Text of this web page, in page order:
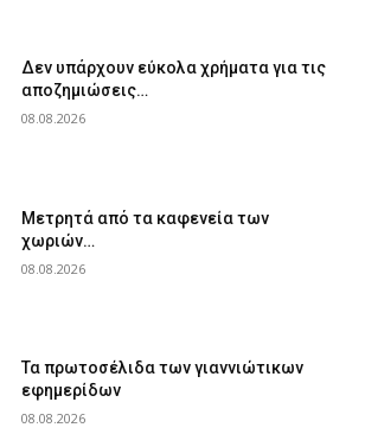
Δεν υπάρχουν εύκολα χρήματα για τις
αποζημιώσεις…
08.08.2026
Μετρητά από τα καφενεία των
χωριών…
08.08.2026
Τα πρωτοσέλιδα των γιαννιώτικων
εφημερίδων
08.08.2026